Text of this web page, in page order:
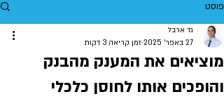
פוסט
מוציאים את המענק מהבנק
והופכים אותו לחוסן כלכלי
גד ארבל
27 באפר׳ 2025
זמן קריאה 3 דקות